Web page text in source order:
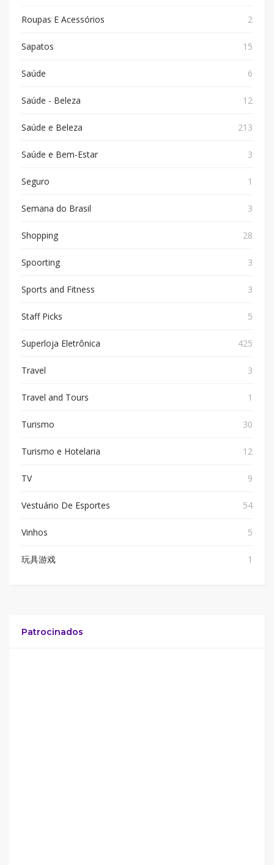
Roupas E Acessórios 2
Sapatos 15
Saúde 6
Saúde - Beleza 12
Saúde e Beleza 213
Saúde e Bem-Estar 3
Seguro 1
Semana do Brasil 3
Shopping 28
Spoorting 3
Sports and Fitness 3
Staff Picks 5
Superloja Eletrônica 425
Travel 3
Travel and Tours 1
Turismo 30
Turismo e Hotelaria 12
TV 9
Vestuário De Esportes 54
Vinhos 5
玩具游戏 1
Patrocinados